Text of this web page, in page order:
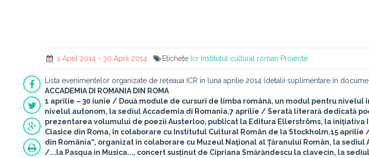
1 April 2014 - 30 April 2014 Etichete Icr Institutul cultural roman Proiecte
Lista evenimentelor organizate de rețeaua ICR în luna aprilie 2014 (detalii suplimentare în
ACCADEMIA DI ROMANIA DIN ROMA
1 aprilie – 30 iunie / Două module de cursuri de limba română, un modul pentru nivelul
nivelul autonom, la sediul Accademia di Romania.7 aprilie / Serată literară dedicată
prezentarea volumului de poezii Austerloo, publicat la Editura Ellerströms, la inițiativa
Clasice din Roma, în colaborare cu Institutul Cultural Român de la Stockholm.15 aprilie
din România“, organizat în colaborare cu Muzeul Naţional al Ţăranului Român, la sediul
/...la Pasqua in Musica..., concert susținut de Cipriana Smărăndescu la clavecin, la